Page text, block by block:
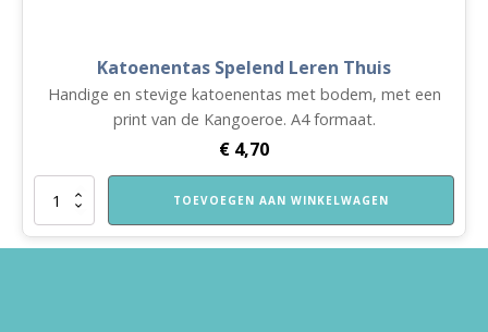
Katoenentas Spelend Leren Thuis
Handige en stevige katoenentas met bodem, met een
print van de Kangoeroe. A4 formaat.
€ 4,70
Katoenentas
Leren
TOEVOEGEN AAN WINKELWAGEN